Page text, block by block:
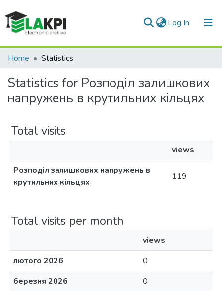
Log In (current)
Communities & Collections
All of DSpace
Home Statistics
Statistics for Розподіл залишкових
напружень в крутильних кільцях
Total visits
views
Розподіл залишкових напружень в
крутильних кільцях
119
Total visits per month
views
лютого 2026
0
березня 2026
0